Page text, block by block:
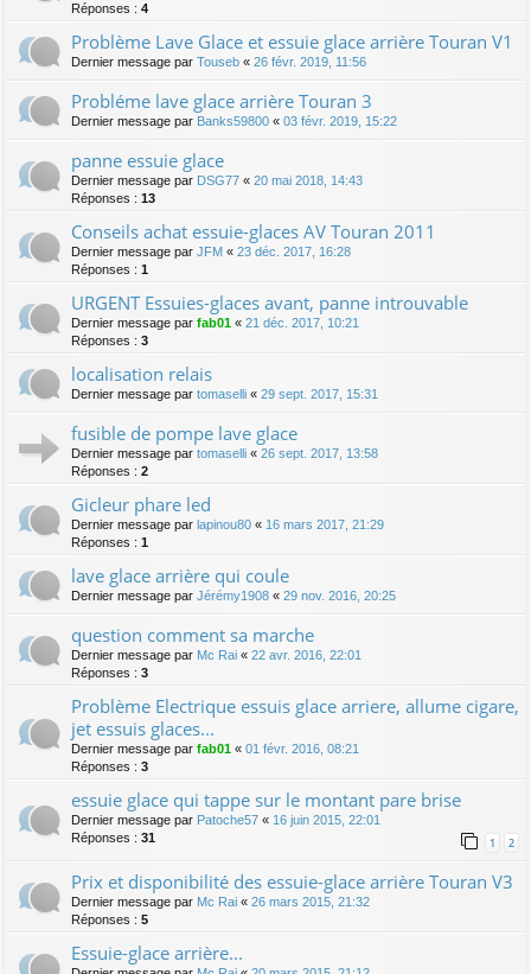
Réponses : 4
Problème Lave Glace et essuie glace arrière Touran V1
Dernier message par Touseb « 26 févr. 2019, 11:56
Probléme lave glace arrière Touran 3
Dernier message par Banks59800 « 03 févr. 2019, 15:22
panne essuie glace
Dernier message par DSG77 « 20 mai 2018, 14:43
Réponses : 13
Conseils achat essuie-glaces AV Touran 2011
Dernier message par JFM « 23 déc. 2017, 16:28
Réponses : 1
URGENT Essuies-glaces avant, panne introuvable
Dernier message par fab01 « 21 déc. 2017, 10:21
Réponses : 3
localisation relais
Dernier message par tomaselli « 29 sept. 2017, 15:31
fusible de pompe lave glace
Dernier message par tomaselli « 26 sept. 2017, 13:58
Réponses : 2
Gicleur phare led
Dernier message par lapinou80 « 16 mars 2017, 21:29
Réponses : 1
lave glace arrière qui coule
Dernier message par Jérémy1908 « 29 nov. 2016, 20:25
question comment sa marche
Dernier message par Mc Rai « 22 avr. 2016, 22:01
Réponses : 3
Problème Electrique essuis glace arriere, allume cigare,
jet essuis glaces...
Dernier message par fab01 « 01 févr. 2016, 08:21
Réponses : 3
essuie glace qui tappe sur le montant pare brise
Dernier message par Patoche57 « 16 juin 2015, 22:01
Réponses : 31 1 2
Prix et disponibilité des essuie-glace arrière Touran V3
Dernier message par Mc Rai « 26 mars 2015, 21:32
Réponses : 5
Essuie-glace arrière...